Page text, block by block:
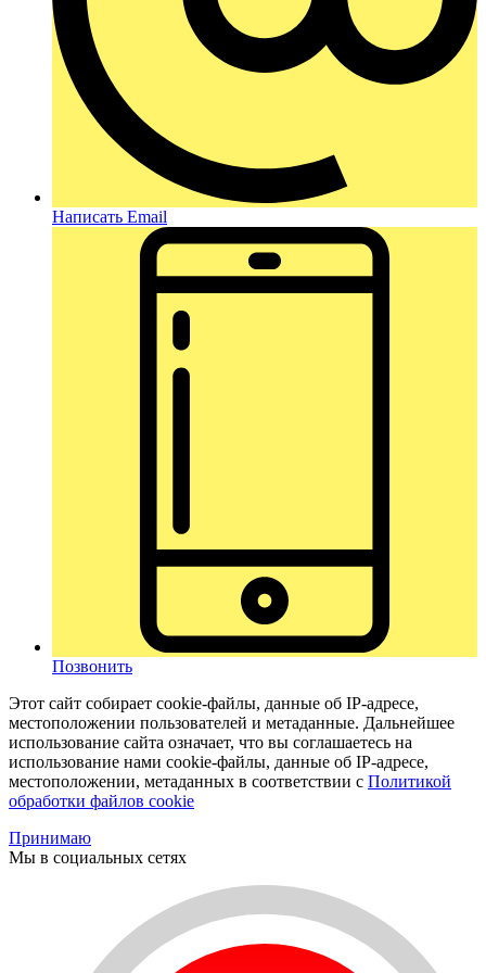
Написать Email
Позвонить
Этот сайт собирает cookie-файлы, данные об IP-адресе,
местоположении пользователей и метаданные. Дальнейшее
использование сайта означает, что вы соглашаетесь на
использование нами cookie-файлы, данные об IP-адресе,
местоположении, метаданных в соответствии с Политикой
обработки файлов cookie
Принимаю
Мы в социальных сетях